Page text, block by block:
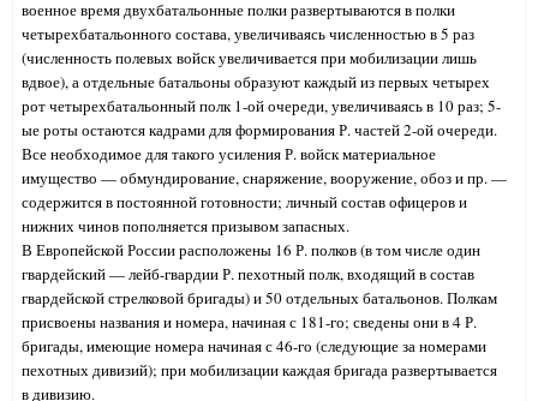
военное время двухбатальонные полки развертываются в полки
четырехбатальонного состава, увеличиваясь численностью в 5 раз
(численность полевых войск увеличивается при мобилизации лишь
вдвое), а отдельные батальоны образуют каждый из первых четырех
рот четырехбатальонный полк 1-ой очереди, увеличиваясь в 10 раз; 5-
ые роты остаются кадрами для формирования Р. частей 2-ой очереди.
Все необходимое для такого усиления Р. войск материальное
имущество — обмундирование, снаряжение, вооружение, обоз и пр. —
содержится в постоянной готовности; личный состав офицеров и
нижних чинов пополняется призывом запасных.
В Европейской России расположены 16 Р. полков (в том числе один
гвардейский — лейб-гвардии Р. пехотный полк, входящий в состав
гвардейской стрелковой бригады) и 50 отдельных батальонов. Полкам
присвоены названия и номера, начиная с 181-го; сведены они в 4 Р.
бригады, имеющие номера начиная с 46-го (следующие за номерами
пехотных дивизий); при мобилизации каждая бригада развертывается
в дивизию.